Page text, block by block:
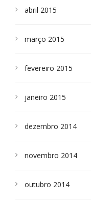
abril 2015
março 2015
fevereiro 2015
janeiro 2015
dezembro 2014
novembro 2014
outubro 2014